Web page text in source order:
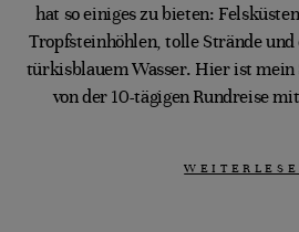
hat so einiges zu bieten:
Tropfsteinhöhlen, tolle Strände
türkisblauem Wasser. Hier ist
von der 10-tägigen Rundreise